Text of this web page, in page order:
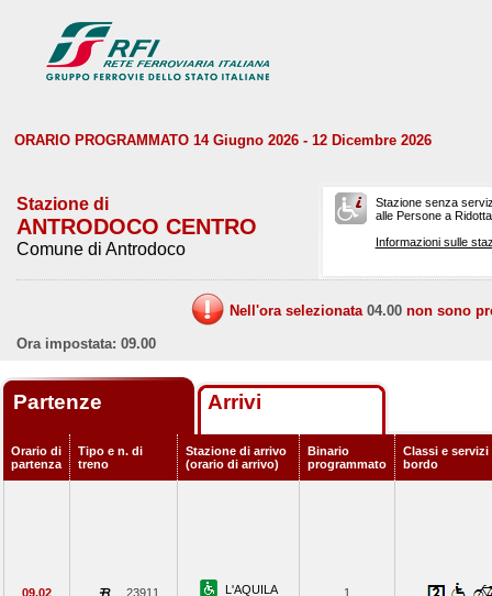
ORARIO PROGRAMMATO 14 Giugno 2026 - 12 Dicembre 2026
Stazione di
ANTRODOCO CENTRO
Comune di Antrodoco
Stazione senza
alle Persone a
Informazioni sulle
Nell'ora selezionata 04.00 non sono
Ora impostata: 09.00
Partenze Arrivi
Orario di
partenza
Tipo e n. di
treno
Stazione di arrivo
(orario di arrivo)
Binario
programmato
Classi e servizi
bordo
09.02 23911
L'AQUILA
1